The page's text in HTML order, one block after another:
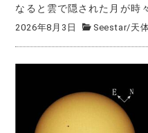
なると雲で隠された月が時
2026年8月3日 Seestar/天